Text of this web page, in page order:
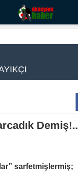
Demiş!..
sarfetmişlermiş;